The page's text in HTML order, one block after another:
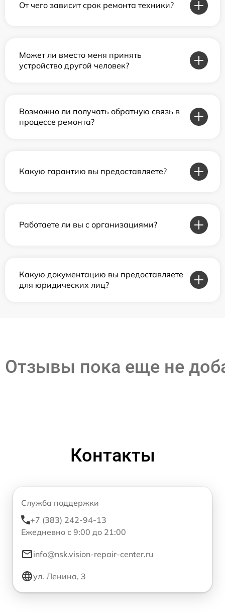
От чего зависит срок ремонта техники?
Может ли вместо меня принять
устройство другой человек?
Возможно ли получать обратную связь в
процессе ремонта?
Какую гарантию вы предоставляете?
Работаете ли вы с организациями?
Какую документацию вы предоставляете
для юридических лиц?
Отзывы пока еще не
Контакты
Служба поддержки
+7 (383) 242-94-13
Ежедневно с 9:00 до 21:00
info@nsk.vision-repair-center.ru
ул. Ленина, 3